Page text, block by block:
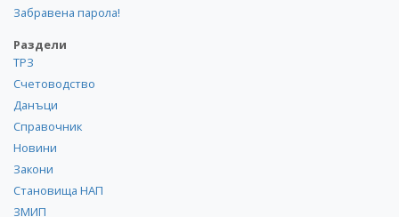
Забравена парола!
Раздели
ТРЗ
Счетоводство
Данъци
Справочник
Новини
Закони
Становища НАП
ЗМИП